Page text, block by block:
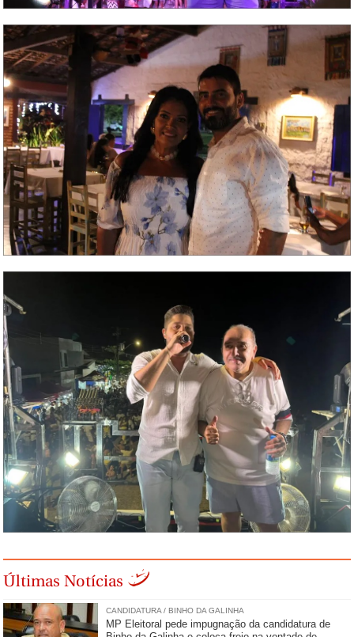
Últimas Notícias
CANDIDATURA / BINHO DA GALINHA
MP Eleitoral pede impugnação da candidatura de